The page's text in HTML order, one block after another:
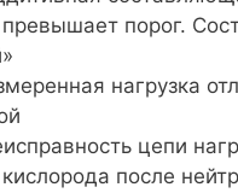
порог.
нагрузка
цепи
после